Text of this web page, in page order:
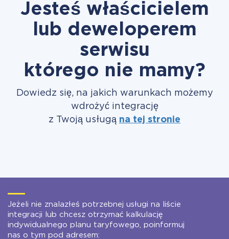
Jesteś właścicielem
lub deweloperem
serwisu
którego nie mamy?
Dowiedz się, na jakich warunkach możemy
wdrożyć integrację
z Twoją usługą na tej stronie
Jeżeli nie znalazłeś potrzebnej usługi na liście
integracji lub chcesz otrzymać kalkulację
indywidualnego planu taryfowego, poinformuj
nas o tym pod adresem: